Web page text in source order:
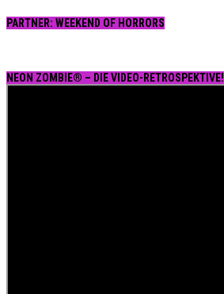
PARTNER: WEEKEND OF HORRORS
NEON ZOMBIE® – DIE VIDEO-RETROSPEKTIVE!